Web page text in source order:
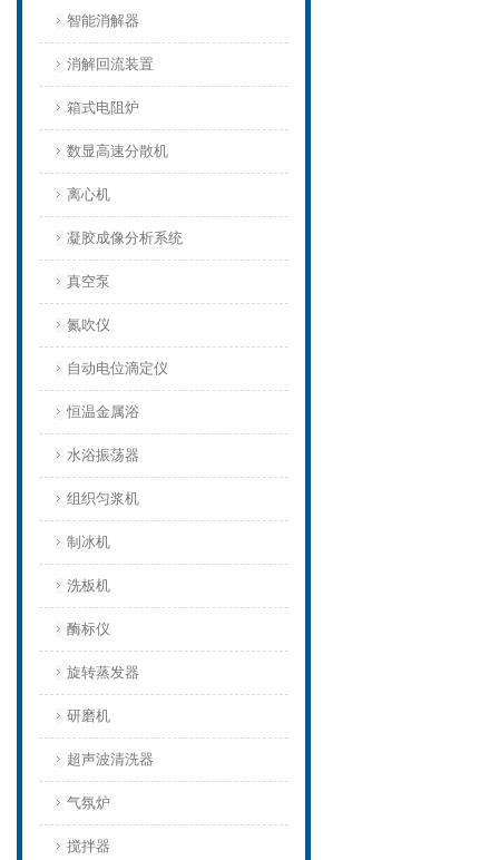
智能消解器
消解回流装置
箱式电阻炉
数显高速分散机
离心机
凝胶成像分析系统
真空泵
氮吹仪
自动电位滴定仪
恒温金属浴
水浴振荡器
组织匀浆机
制冰机
洗板机
酶标仪
旋转蒸发器
研磨机
超声波清洗器
气氛炉
搅拌器